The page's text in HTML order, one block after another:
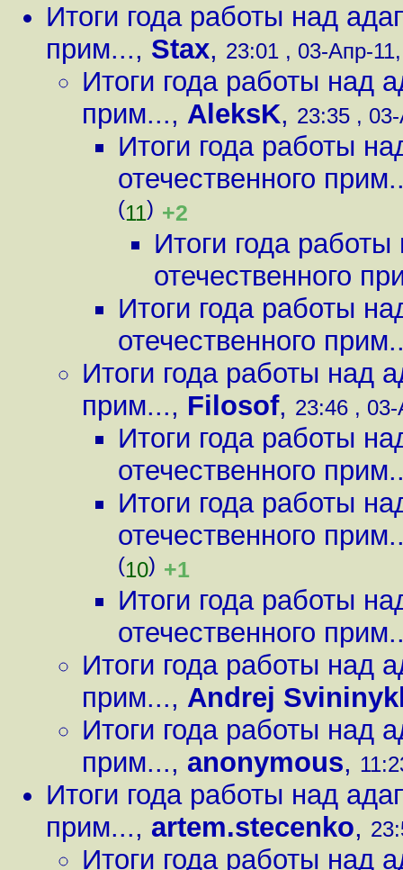
Итоги года работы над
прим..., Stax, 23:01 , 03-Апр-
Итоги года работы над
прим..., AleksK, 23:35 ,
Итоги года работы
отечественного
(11) +2
Итоги года
отечественного
Итоги года работы
отечественного
Итоги года работы над
прим..., Filosof, 23:46 ,
Итоги года работы
отечественного
Итоги года работы
отечественного
(10) +1
Итоги года работы
отечественного
Итоги года работы над
прим..., Andrej
Итоги года работы над
прим..., anonymous,
Итоги года работы над
прим..., artem.stecenko,
Итоги года работы над